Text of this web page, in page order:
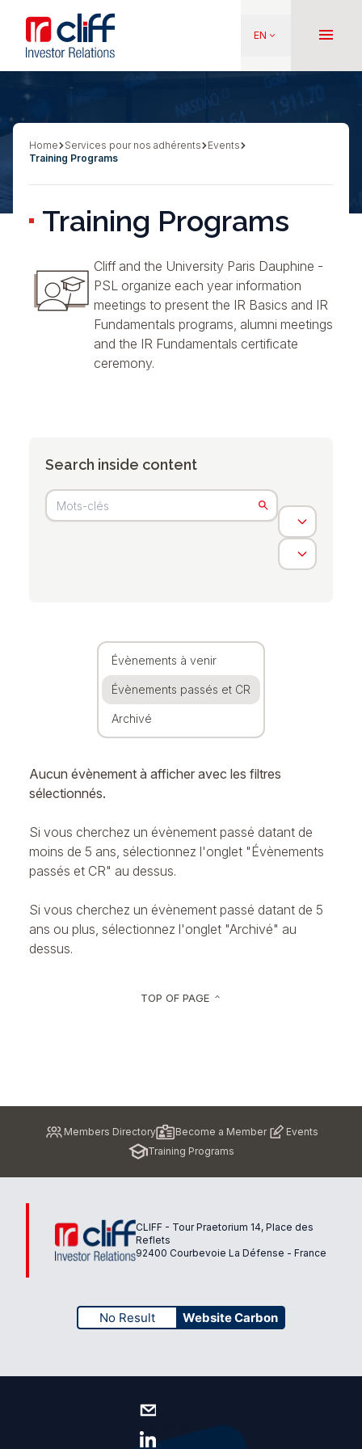
main
content
Aller directement au contenu
EN keyboard_arrow_down menu
Breadcrumb
Home Services pour nos adhérents
Events
Training Programs
Training Programs
Cliff and the University Paris Dauphine -
PSL organize each year information
meetings to present the IR Basics and IR
Fundamentals programs, alumni meetings
and the IR Fundamentals certificate
ceremony.
Search inside content
Évènements à venir
Évènements passés et CR
Archivé
Aucun évènement à afficher avec les filtres
sélectionnés.
Si vous cherchez un évènement passé datant de
moins de 5 ans, sélectionnez l'onglet "Évènements
passés et CR" au dessus.
Si vous cherchez un évènement passé datant de 5
ans ou plus, sélectionnez l'onglet "Archivé" au
dessus.
TOP OF PAGE keyboard_arrow_up
Members Directory Become a Member
Events
Training Programs
CLIFF - Tour Praetorium 14, Place des
Reflets
92400 Courbevoie La Défense - France
No Result Website Carbon